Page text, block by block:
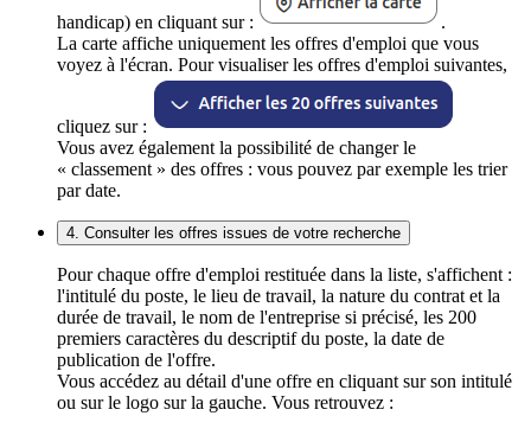
handicap) en cliquant sur :
.
La carte affiche uniquement les offres d'emploi que vous
voyez à l'écran. Pour visualiser les offres d'emploi suivantes,
cliquez sur :
Vous avez également la possibilité de changer le
« classement » des offres : vous pouvez par exemple les trier
par date.
4. Consulter les offres issues de votre recherche
Pour chaque offre d'emploi restituée dans la liste, s'affichent :
l'intitulé du poste, le lieu de travail, la nature du contrat et la
durée de travail, le nom de l'entreprise si précisé, les 200
premiers caractères du descriptif du poste, la date de
publication de l'offre.
Vous accédez au détail d'une offre en cliquant sur son intitulé
ou sur le logo sur la gauche. Vous retrouvez :